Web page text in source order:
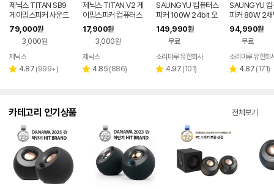
제닉스 TITAN SB9
게이밍스피커 사운드
바 컴퓨터스피커
79,000원
3,000원
페이
제닉스
별 4.87 리
(999+)
제닉스 TITAN V2 게
이밍스피커 컴퓨터스
피커
17,900원
3,000원
페이
제닉스
별 4.85 리
(886)
SAUNGYU 컴퓨터스
피커 100W 24bit 오
디오 2채널 PC 유선
블루투스 연결
149,990원
무료
소리마루 유한회사
별 4.97 리
(101)
SAUNGYU 컴
피커 80W 2채
B DAC 옵티컬
결 블루투스 스
94,990원
무료
소리마루 유한회
별 4.87 리
(171)
카테고리 인기상품 전체보기